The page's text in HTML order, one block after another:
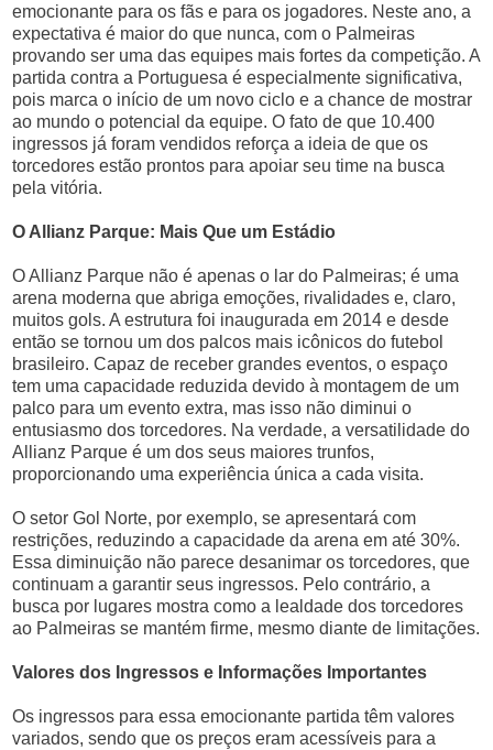
emocionante para os fãs e para os jogadores. Neste ano, a
expectativa é maior do que nunca, com o Palmeiras
provando ser uma das equipes mais fortes da competição. A
partida contra a Portuguesa é especialmente significativa,
pois marca o início de um novo ciclo e a chance de mostrar
ao mundo o potencial da equipe. O fato de que 10.400
ingressos já foram vendidos reforça a ideia de que os
torcedores estão prontos para apoiar seu time na busca
pela vitória.
O Allianz Parque: Mais Que um Estádio
O Allianz Parque não é apenas o lar do Palmeiras; é uma
arena moderna que abriga emoções, rivalidades e, claro,
muitos gols. A estrutura foi inaugurada em 2014 e desde
então se tornou um dos palcos mais icônicos do futebol
brasileiro. Capaz de receber grandes eventos, o espaço
tem uma capacidade reduzida devido à montagem de um
palco para um evento extra, mas isso não diminui o
entusiasmo dos torcedores. Na verdade, a versatilidade do
Allianz Parque é um dos seus maiores trunfos,
proporcionando uma experiência única a cada visita.
O setor Gol Norte, por exemplo, se apresentará com
restrições, reduzindo a capacidade da arena em até 30%.
Essa diminuição não parece desanimar os torcedores, que
continuam a garantir seus ingressos. Pelo contrário, a
busca por lugares mostra como a lealdade dos torcedores
ao Palmeiras se mantém firme, mesmo diante de limitações.
Valores dos Ingressos e Informações Importantes
Os ingressos para essa emocionante partida têm valores
variados, sendo que os preços eram acessíveis para a